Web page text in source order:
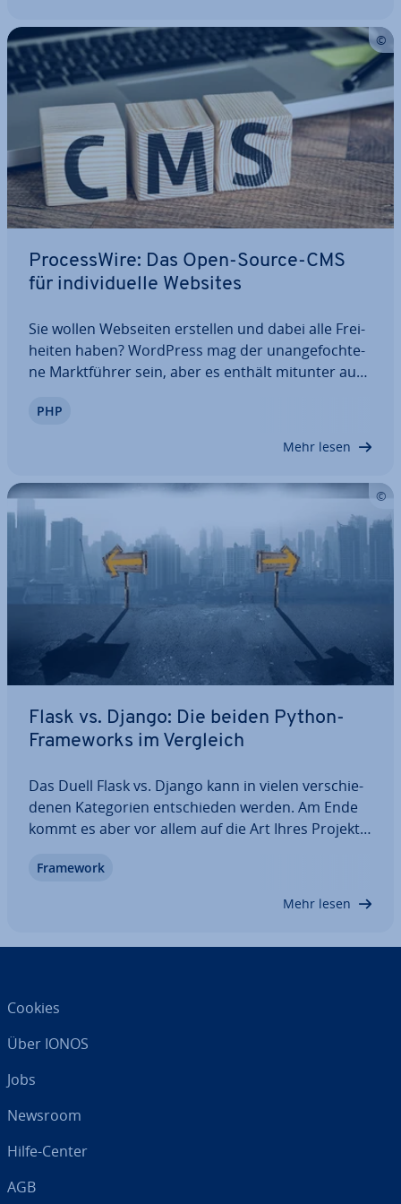
Pro­cess­Wire: Das Open-Source-CMS
für in­di­vi­du­el­le Websites
Sie wollen Webseiten erstellen und dabei alle Frei­
hei­ten haben? WordPress mag der un­an­ge­foch­te­
ne Markt­füh­rer sein, aber es enthält mitunter auch
tern oder die La­de­zei­ten stark erhöhen. Wenn Sie
PHP
Mehr lesen
Flask vs. Django: Die beiden Python-
Frame­works im Vergleich
Das Duell Flask vs. Django kann in vielen ver­schie­
de­nen Ka­te­go­rien ent­schie­den werden. Am Ende
kommt es aber vor allem auf die Art Ihres Projekts
glei­chen Django und Flask, erklären ihre Be­son­der­
Framework
Mehr lesen
Cookies
Über IONOS
Jobs
Newsroom
Hilfe-Center
AGB